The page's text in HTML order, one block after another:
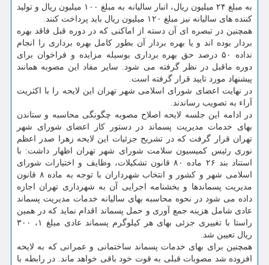
به مبلغ ۲۴ میلیون ریال، انبار سالیانه به مبلغ ۱۰۰ میلیون ریال و تولید
كننده های سالیانه نیز مبلغ ۱۲۰ میلیون ریال باید پرداخت كنند.
همچنین در تبصره ای آن دسته از اماكنی كه در دوره قبل فاقد بهره
بردار بوده اند و یا بهره بردار آن بطور كامل بهره برداری را انجام
نداده ۵۰ درصد حق بهره برداری بوسیله مزایده و فراخوان برای
دوره ماقبل در نظر گرفته می شود. سایر مفاد این مصوبه همانند
پیشنهاد مورد تایید قرار گرفته است.
در نهایت اعضای شورای اسلامی شهر تهران این لایحه را با اكثریت
آراء به تصویب رساندند.
در ادامه این جلسه لایحه اصلاح مصوبه چگونگی محاسبه و ستاندن
بهای خدمات مدیریت پسماند در دستور كار اعضای شورای شهر
تهران قرار گرفت كه در تشریح جزئیات این لایحه زهرا صدر اعظم
نوری رئیس كمیسیون سلامت شورای شهر تهران اظهار داشت: با
استناد بند ۲۶ ماده ۸۰ قانون تشكیلات، وظایف و اختیارات شورای
اسلامی شهر و كشور و انتخاب شهرداران با توجه به ماده ۸ قانون
مدیریت پسماندها و بخشنامه اجرایی آن به شهرداری تهران اجازه
داده می شود در نحوه محاسبه بهای سالیانه خدمات مدیریت پسماند
عادی شامل هزینه جمع آوری و حمل پسماند اقدام نماید كه در همین
راستا با تغییری جزئی بهای هر كیلوگرم پسماند عادی مبلغ ۱، ۳۰۰
ریال تعیین شد.
همچنین برای بهای خدمات پسماند ساختمانی و عمرانی كه به لایحه
افزوده شد مصوبات قبلی به قوت خود باقی خواهد ماند. در رابطه با